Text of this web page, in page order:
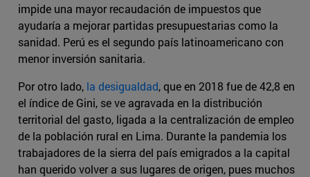
impide una mayor recaudación de impuestos que
ayudaría a mejorar partidas presupuestarias como la
sanidad. Perú es el segundo país latinoamericano con
menor inversión sanitaria.
Por otro lado, la desigualdad, que en 2018 fue de 42,8 en
el índice de Gini, se ve agravada en la distribución
territorial del gasto, ligada a la centralización de empleo
de la población rural en Lima. Durante la pandemia los
trabajadores de la sierra del país emigrados a la capital
han querido volver a sus lugares de origen, pues muchos